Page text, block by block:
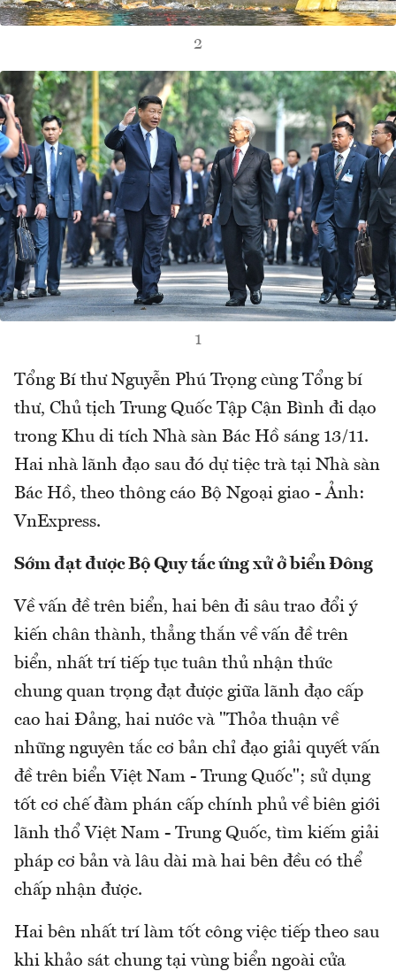
2
1
Tổng Bí thư Nguyễn Phú Trọng cùng Tổng bí
thư, Chủ tịch Trung Quốc Tập Cận Bình đi dạo
trong Khu di tích Nhà sàn Bác Hồ sáng 13/11.
Hai nhà lãnh đạo sau đó dự tiệc trà tại Nhà sàn
Bác Hồ, theo thông cáo Bộ Ngoại giao - Ảnh:
VnExpress.
Sớm đạt được Bộ Quy tắc ứng xử ở biển Đông
Về vấn đề trên biển, hai bên đi sâu trao đổi ý
kiến chân thành, thẳng thắn về vấn đề trên
biển, nhất trí tiếp tục tuân thủ nhận thức
chung quan trọng đạt được giữa lãnh đạo cấp
cao hai Đảng, hai nước và "Thỏa thuận về
những nguyên tắc cơ bản chỉ đạo giải quyết vấn
đề trên biển Việt Nam - Trung Quốc"; sử dụng
tốt cơ chế đàm phán cấp chính phủ về biên giới
lãnh thổ Việt Nam - Trung Quốc, tìm kiếm giải
pháp cơ bản và lâu dài mà hai bên đều có thể
chấp nhận được.
Hai bên nhất trí làm tốt công việc tiếp theo sau
khi khảo sát chung tại vùng biển ngoài cửa